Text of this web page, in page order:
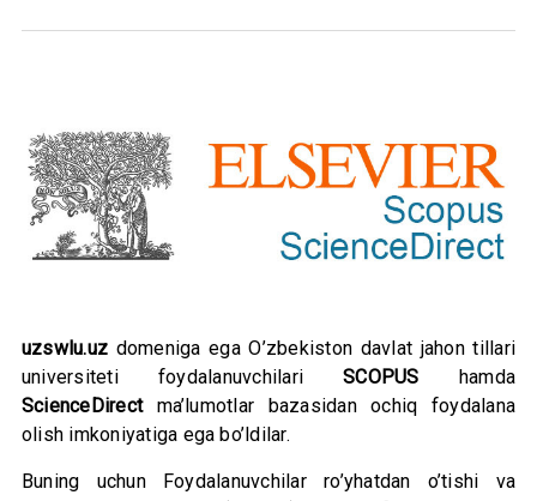
uzswlu.uz domeniga ega O’zbekiston davlat jahon tillari
universiteti foydalanuvchilariSCOPUS hamda
ScienceDirect ma’lumotlar bazasidan ochiq foydalana
olish imkoniyatiga ega bo’ldilar.
Buning uchun Foydalanuvchilar ro’yhatdan o’tishi va